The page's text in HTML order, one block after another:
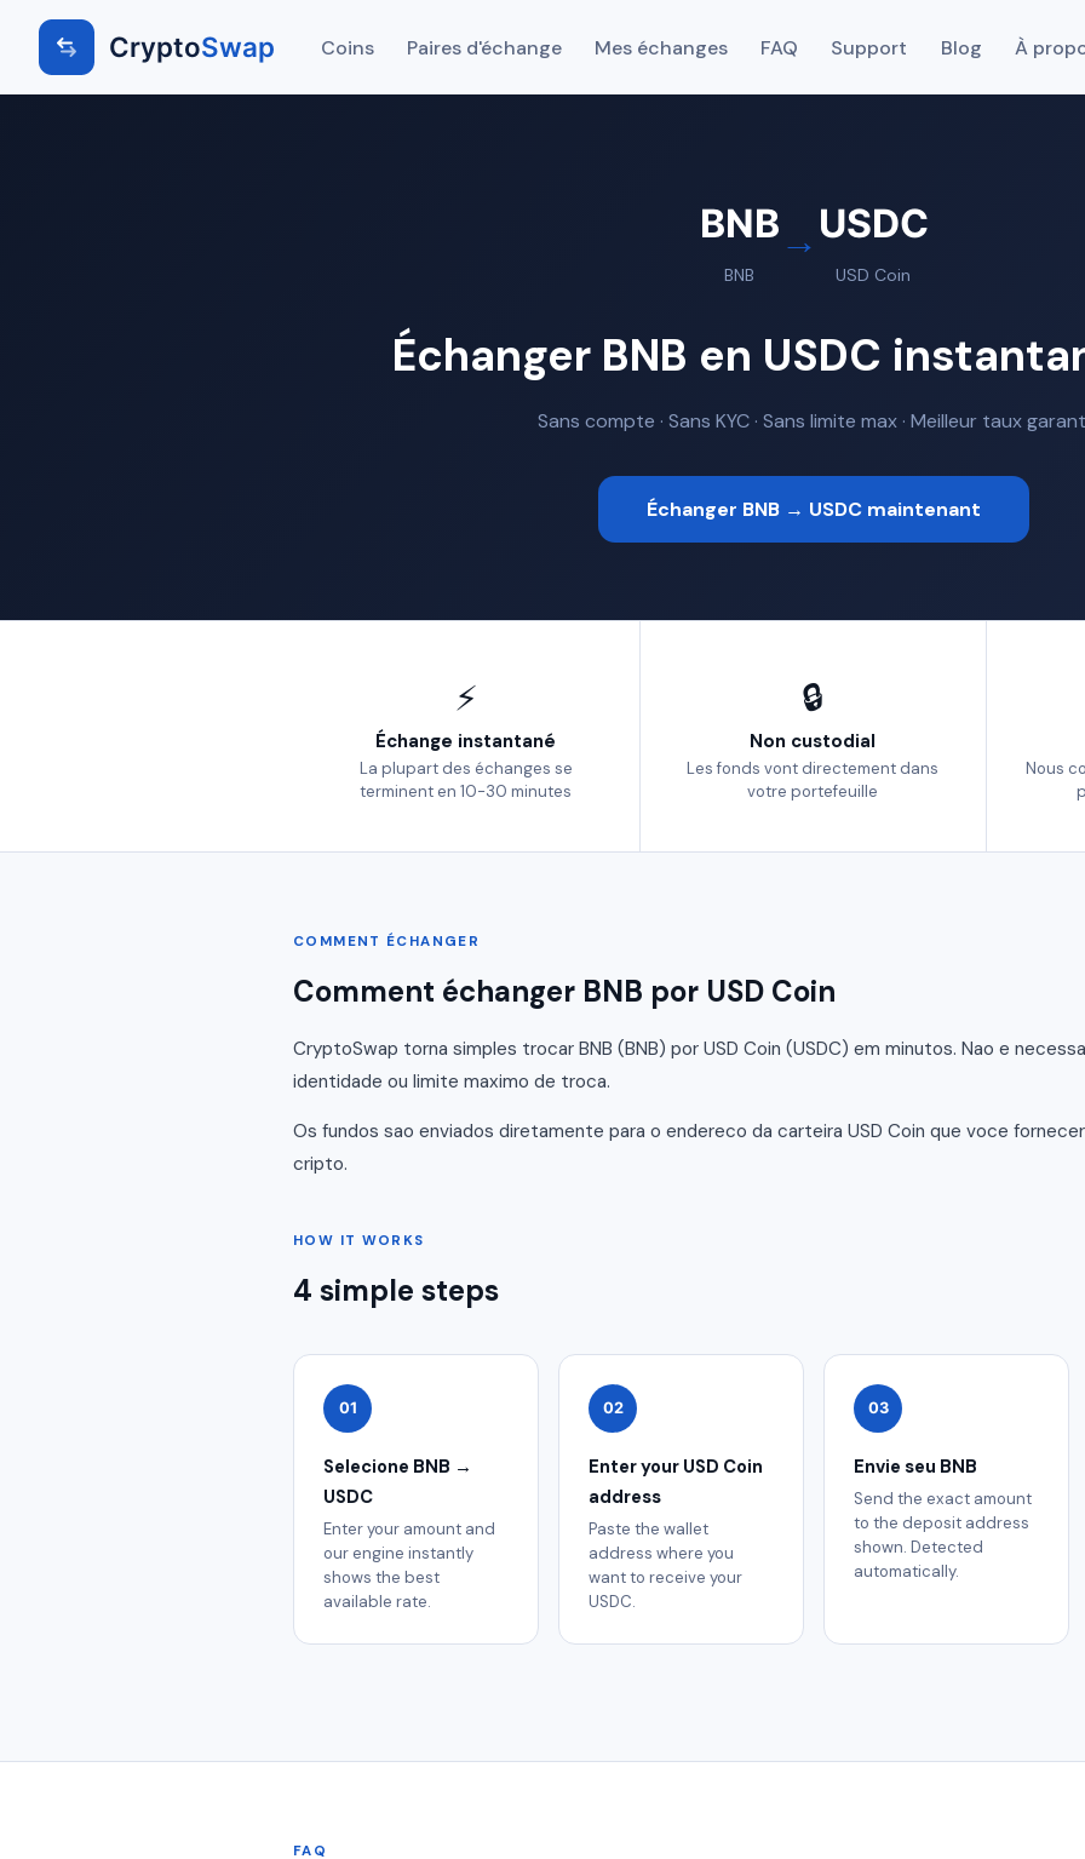
CryptoSwap Coins Paires d'échange Mes échanges FAQ Support Blog À
BNB
BNB
→ USDC
USD Coin
Échanger BNB en USDC
Sans compte · Sans KYC · Sans limite max · Meilleur taux
Échanger BNB → USDC maintenant
⚡
Échange instantané
La plupart des échanges se
terminent en 10-30 minutes
🔒
Non custodial
Les fonds vont directement dans
votre portefeuille
Nous
COMMENT ÉCHANGER
Comment échanger BNB por USD Coin
CryptoSwap torna simples trocar BNB (BNB) por USD Coin (USDC) em minutos. Nao e
identidade ou limite maximo de troca.
Os fundos sao enviados diretamente para o endereco da carteira USD Coin que voce
cripto.
HOW IT WORKS
4 simple steps
01
Selecione BNB →
USDC
Enter your amount and
our engine instantly
shows the best
available rate.
02
Enter your USD Coin
address
Paste the wallet
address where you
want to receive your
USDC.
03
Envie seu BNB
Send the exact amount
to the deposit address
shown. Detected
automatically.
FAQ